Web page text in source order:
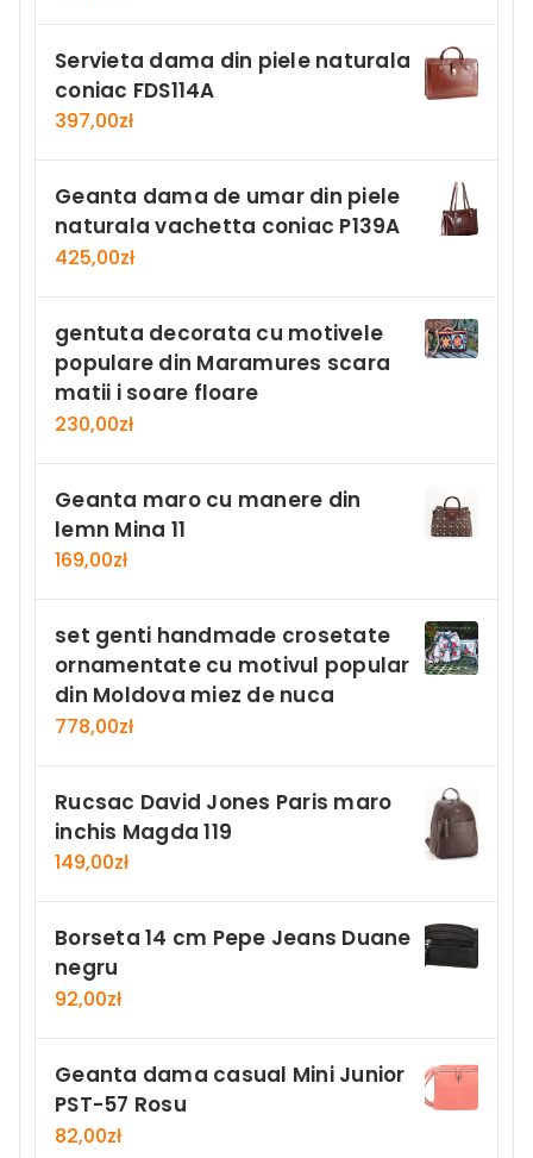
Servieta dama din piele naturala
coniac FDS114A
397,00zł
Geanta dama de umar din piele
naturala vachetta coniac P139A
425,00zł
gentuta decorata cu motivele
populare din Maramures scara
matii i soare floare
230,00zł
Geanta maro cu manere din
lemn Mina 11
169,00zł
set genti handmade crosetate
ornamentate cu motivul popular
din Moldova miez de nuca
778,00zł
Rucsac David Jones Paris maro
inchis Magda 119
149,00zł
Borseta 14 cm Pepe Jeans Duane
negru
92,00zł
Geanta dama casual Mini Junior
PST-57 Rosu
82,00zł